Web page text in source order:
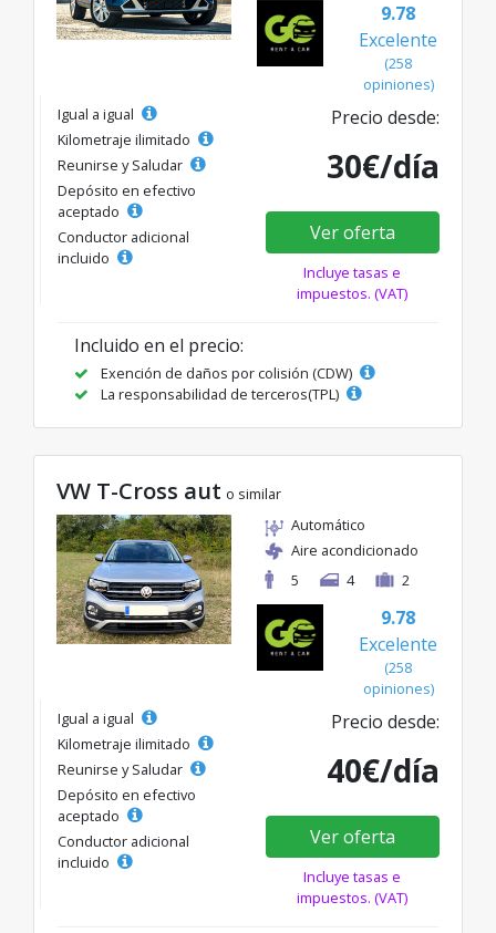
9.78
Excelente
(258
opiniones)
Igual a igual
Kilometraje ilimitado
Reunirse y Saludar
Depósito en efectivo
aceptado
Conductor adicional
incluido
Precio desde:
30€/día
Ver oferta
Incluye tasas e
impuestos. (VAT)
Incluido en el precio:
Exención de daños por colisión (CDW)
La responsabilidad de terceros(TPL)
VW T-Cross aut o similar
Automático
Aire acondicionado
5
4 2
9.78
Excelente
(258
opiniones)
Igual a igual
Kilometraje ilimitado
Reunirse y Saludar
Depósito en efectivo
aceptado
Conductor adicional
incluido
Precio desde:
40€/día
Ver oferta
Incluye tasas e
impuestos. (VAT)